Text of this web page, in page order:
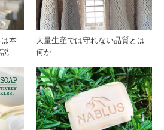
培、
戦火
によ
り壊
ルダ
西岸
地区
本
大量生産では守れない品質とは
何か